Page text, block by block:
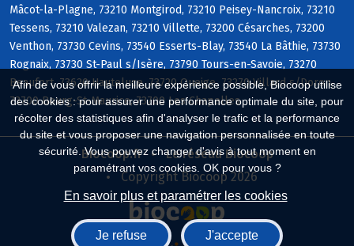
Afin de vous offrir la meilleure expérience possible, Biocoop utilise
des cookies : pour assurer une performance optimale du site, pour
récolter des statistiques afin d'analyser le trafic et la performance
du site et vous proposer une navigation personnalisée en toute
sécurité. Vous pouvez changer d'avis à tout moment en
paramétrant vos cookies. OK pour vous ?
En savoir plus et paramétrer les cookies
Je refuse J'accepte
Mâcot-la-Plagne, 73210 Montgirod, 73210 Peisey-Nancroix, 73210
Tessens, 73210 Valezan, 73210 Villette, 73200 Césarches, 73200
Venthon, 73730 Cevins, 73540 Esserts-Blay, 73540 La Bâthie, 73730
Rognaix, 73730 St-Paul s/Isère, 73790 Tours-en-Savoie, 73270
Beaufort, 73620 Hauteluce, 73720 Queige, 73270 Villard s/Doron,
73700 Bourg-St-Maurice, 73700 Les Chapelles
Biocoop.fr
Le réseau Biocoop
Copyright Biocoop 2026